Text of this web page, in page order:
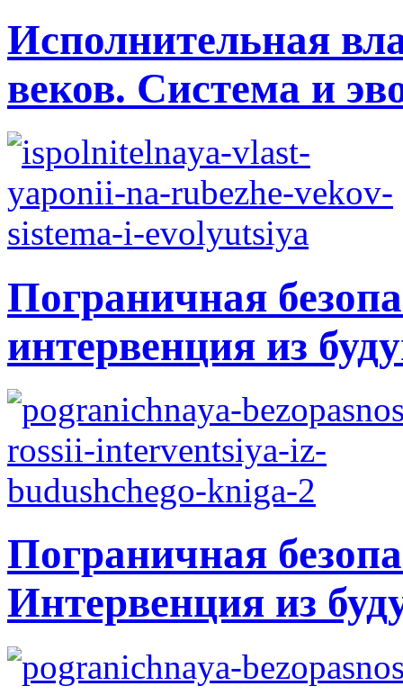
Исполнительная
веков. Система и
Пограничная
интервенция из
Пограничная
Интервенция из